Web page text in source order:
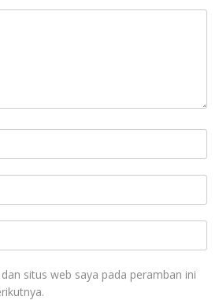
situs web saya pada peramban ini